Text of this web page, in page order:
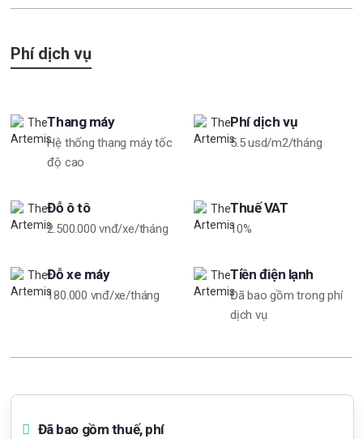
Phí dịch vụ
Thang máy
Hệ thống thang máy tốc
độ cao
Phí dịch vụ
5.5 usd/m2/tháng
Đỗ ô tô
2.500.000 vnđ/xe/tháng
Thuế VAT
10%
Đỗ xe máy
180.000 vnđ/xe/tháng
Tiền điện lạnh
Đã bao gồm trong phí
dịch vụ
Đã bao gồm thuế, phí